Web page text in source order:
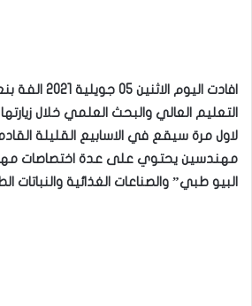
افادت اليوم
التعليم العالي والبحث العلمي خلال
لاول مرة سيقع في الاسابيع القليلة
مهندسين يحتوي على عدة اختصاصات
البيو طبي” والصناعات الغذائية والنباتات